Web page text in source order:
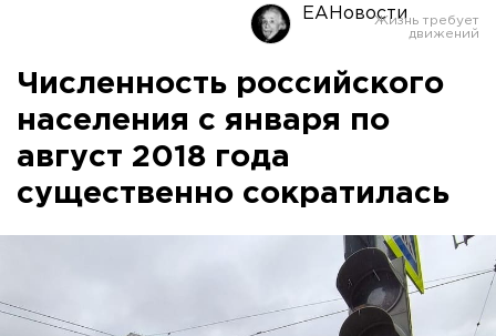
Оренбург
ЕАНовости
Численность российского
населения с января по
август 2018 года
существенно сократилась